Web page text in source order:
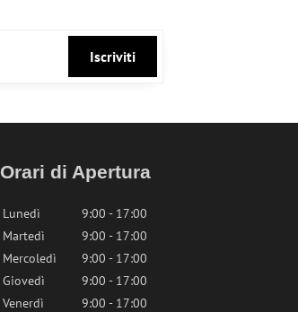
Iscriviti
Orari di Apertura
Lunedì
9:00 - 17:00
Martedì
9:00 - 17:00
Mercoledì
9:00 - 17:00
Giovedì
9:00 - 17:00
Venerdì
9:00 - 17:00